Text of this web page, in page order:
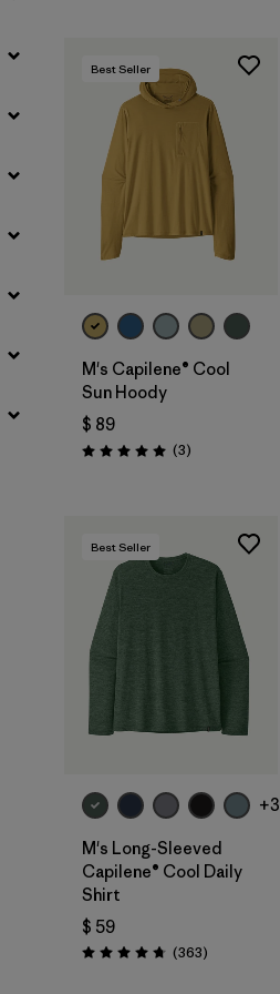
Best Seller
M's Capilene® Cool
Sun Hoody
$ 89
Valoración: 5.0 / 5
(3Comentarios
)
Best Seller
+3
M's Long-Sleeved
Capilene® Cool Daily
Shirt
$ 59
Valoración: 4.7 / 5
(363Comentarios
)